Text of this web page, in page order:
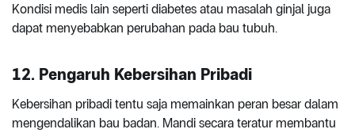
Kondisi medis lain seperti diabetes atau masalah ginjal juga
dapat menyebabkan perubahan pada bau tubuh.
12. Pengaruh Kebersihan Pribadi
Kebersihan pribadi tentu saja memainkan peran besar dalam
mengendalikan bau badan. Mandi secara teratur membantu